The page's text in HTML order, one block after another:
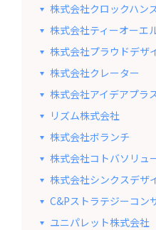
株式会社クロックハン
株式会社ティーオーエ
株式会社プラウドデザ
株式会社クレーター
株式会社アイデアプラ
リズム株式会社
株式会社ボランチ
株式会社コトバソリュ
株式会社シンクスデザ
C&Pストラテジーコン
ユニパレット株式会社